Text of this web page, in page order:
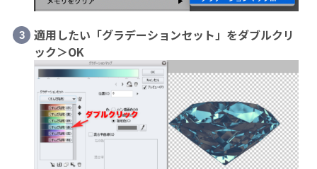
適用したい「グラデーションセット」をダブルクリ
ック＞OK